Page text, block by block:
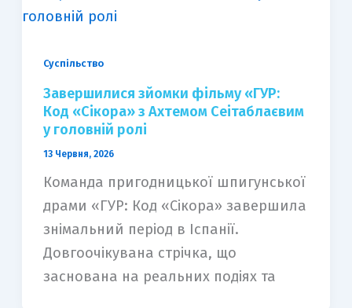
Суспільство
Завершилися зйомки фільму «ГУР:
Код «Сікора» з Ахтемом Сеітаблаєвим
у головній ролі
13 Червня, 2026
Команда пригодницької шпигунської
драми «ГУР: Код «Сікора» завершила
знімальний період в Іспанії.
Довгоочікувана стрічка, що
заснована на реальних подіях та